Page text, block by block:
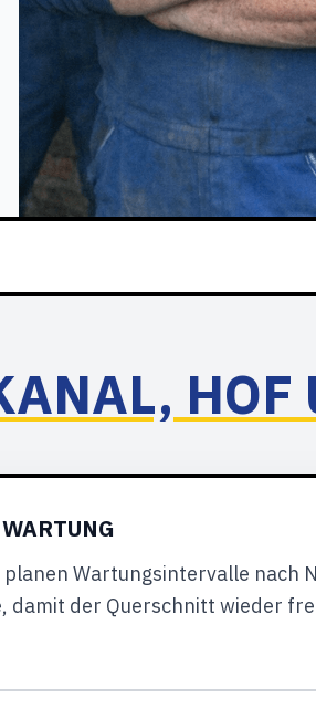
HOF
Wartungsintervalle nach
der Querschnitt wieder